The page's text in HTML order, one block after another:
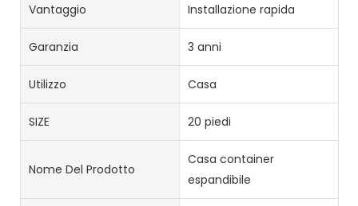
Vantaggio Installazione rapida
Garanzia 3 anni
Utilizzo Casa
SIZE 20 piedi
Nome Del Prodotto
Casa container
espandibile